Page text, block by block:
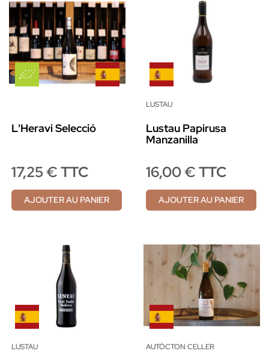
L'Heravi Selecció
17,25 € TTC
AJOUTER AU PANIER
LUSTAU
Lustau Papirusa
Manzanilla
16,00 € TTC
AJOUTER AU PANIER
LUSTAU AUTÒCTON CELLER